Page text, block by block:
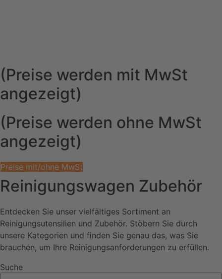
(Preise werden mit MwSt
angezeigt)
(Preise werden ohne MwSt
angezeigt)
Preise mit/ohne MwSt
Reinigungswagen Zubehör
Entdecken Sie unser vielfältiges Sortiment an
Reinigungsutensilien und Zubehör. Stöbern Sie durch
unsere Kategorien und finden Sie genau das, was Sie
brauchen, um Ihre Reinigungsanforderungen zu erfüllen.
Suche